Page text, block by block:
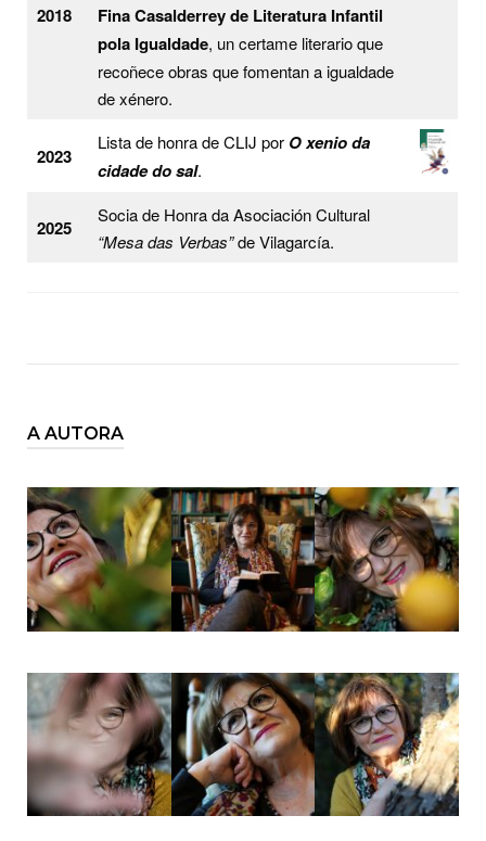
2018
Fina Casalderrey de Literatura Infantil
pola Igualdade, un certame literario que
recoñece obras que fomentan a igualdade
de xénero.
2023
Lista de honra de CLIJ por O xenio da
cidade do sal.
2025
Socia de Honra da Asociación Cultural
“Mesa das Verbas”de Vilagarcía.
A AUTORA